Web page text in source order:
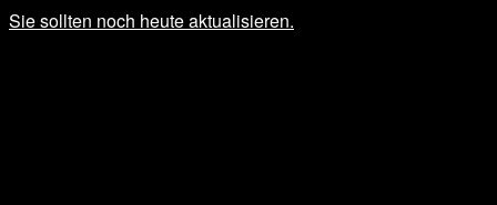
Sie sollten noch heute aktualisieren.